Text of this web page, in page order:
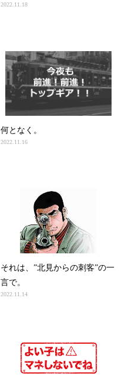
2022.11.18
何となく。
2022.11.16
それは、”北見からの刺客”の一
言で。
2022.11.14